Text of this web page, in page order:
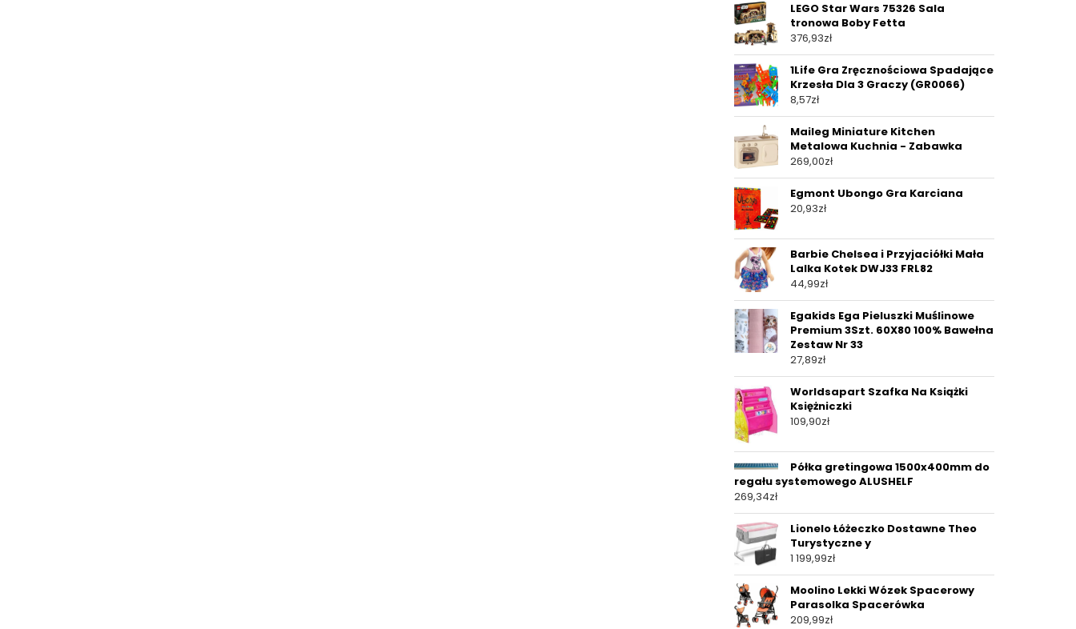
LEGO Star Wars 75326 Sala
tronowa Boby Fetta
376,93zł
1Life Gra Zręcznościowa Spadające
Krzesła Dla 3 Graczy (GR0066)
8,57zł
Maileg Miniature Kitchen
Metalowa Kuchnia - Zabawka
269,00zł
Egmont Ubongo Gra Karciana
20,93zł
Barbie Chelsea i Przyjaciółki Mała
Lalka Kotek DWJ33 FRL82
44,99zł
Egakids Ega Pieluszki Muślinowe
Premium 3Szt. 60X80 100% Bawełna
Zestaw Nr 33
27,89zł
Worldsapart Szafka Na Książki
Księżniczki
109,90zł
Półka gretingowa 1500x400mm do
regału systemowego ALUSHELF
269,34zł
Lionelo Łóżeczko Dostawne Theo
Turystyczne y
1 199,99zł
Moolino Lekki Wózek Spacerowy
Parasolka Spacerówka
209,99zł